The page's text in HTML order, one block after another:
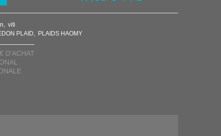
viti
PLAID PLAIDS HAOMY
D'ACHAT